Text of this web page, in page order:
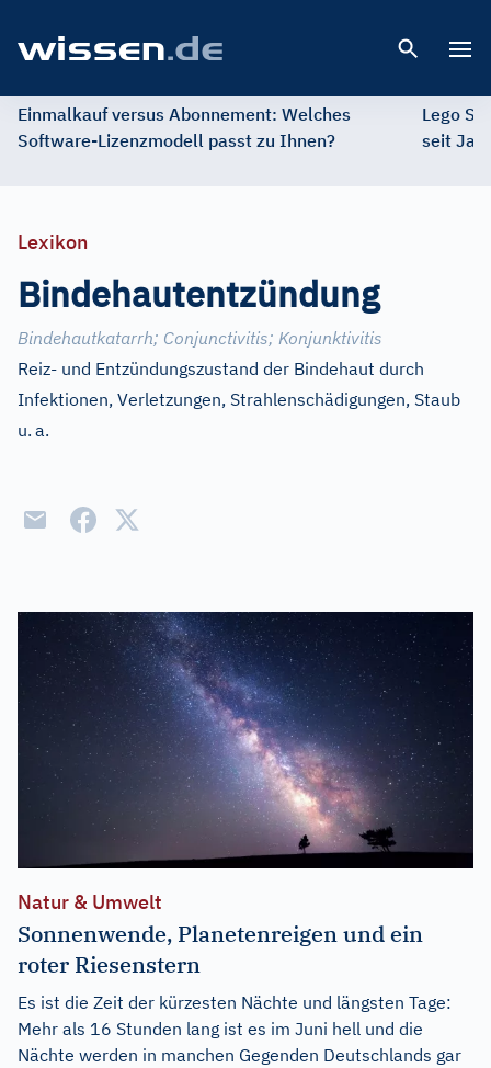
Einmalkauf versus Abonnement: Welches
Software-Lizenzmodell passt zu Ihnen?
Lego
seit
Lexikon
Bindehautentzündung
Bindehautkatarrh; Conjunctivitis; Konjunktivitis
Reiz- und Entzündungszustand der Bindehaut durch
Infektionen, Verletzungen, Strahlenschädigungen, Staub
u. a.
Natur & Umwelt
Sonnenwende, Planetenreigen und ein
roter Riesenstern
Es ist die Zeit der kürzesten Nächte und längsten Tage:
Mehr als 16 Stunden lang ist es im Juni hell und die
Nächte werden in manchen Gegenden Deutschlands gar